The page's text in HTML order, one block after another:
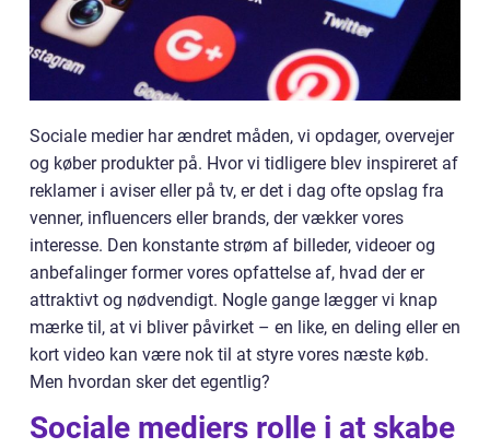
Sociale medier har ændret måden, vi opdager, overvejer
og køber produkter på. Hvor vi tidligere blev inspireret af
reklamer i aviser eller på tv, er det i dag ofte opslag fra
venner, influencers eller brands, der vækker vores
interesse. Den konstante strøm af billeder, videoer og
anbefalinger former vores opfattelse af, hvad der er
attraktivt og nødvendigt. Nogle gange lægger vi knap
mærke til, at vi bliver påvirket – en like, en deling eller en
kort video kan være nok til at styre vores næste køb.
Men hvordan sker det egentlig?
Sociale mediers rolle i at skabe